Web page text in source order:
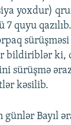
yoxdur)
quyu
bildiriblər ki,
sürüşmə
kəsilib.
günlər Bayıl